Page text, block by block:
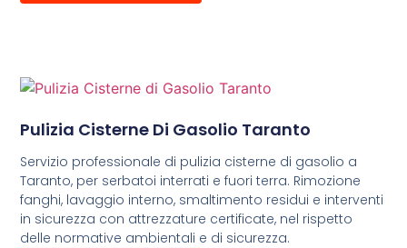
Pulizia Cisterne Di Gasolio Taranto
Servizio professionale di pulizia cisterne di gasolio a
Taranto, per serbatoi interrati e fuori terra. Rimozione
fanghi, lavaggio interno, smaltimento residui e interventi
in sicurezza con attrezzature certificate, nel rispetto
delle normative ambientali e di sicurezza.